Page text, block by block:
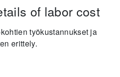
of labor cost
työkustannukset ja
erittely.